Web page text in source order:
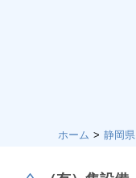
ホーム 静岡県